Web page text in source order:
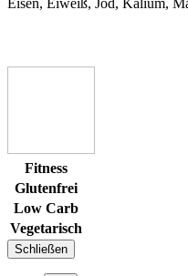
Fitness
Glutenfrei
Low Carb
Vegetarisch
Schließen